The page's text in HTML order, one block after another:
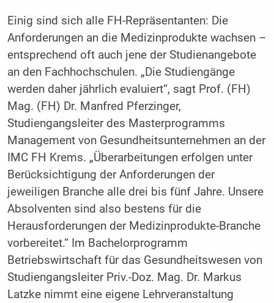
Einig sind sich alle FH-Repräsentanten: Die
Anforderungen an die Medizinprodukte wachsen –
entsprechend oft auch jene der Studienangebote
an den Fachhochschulen. „Die Studiengänge
werden daher jährlich evaluiert“, sagt Prof. (FH)
Mag. (FH) Dr. Manfred Pferzinger,
Studiengangsleiter des Masterprogramms
Management von Gesundheitsunternehmen an der
IMC FH Krems. „Überarbeitungen erfolgen unter
Berücksichtigung der Anforderungen der
jeweiligen Branche alle drei bis fünf Jahre. Unsere
Absolventen sind also bestens für die
Herausforderungen der Medizinprodukte-Branche
vorbereitet.“ Im Bachelorprogramm
Betriebswirtschaft für das Gesundheitswesen von
Studiengangsleiter Priv.-Doz. Mag. Dr. Markus
Latzke nimmt eine eigene Lehrveranstaltung